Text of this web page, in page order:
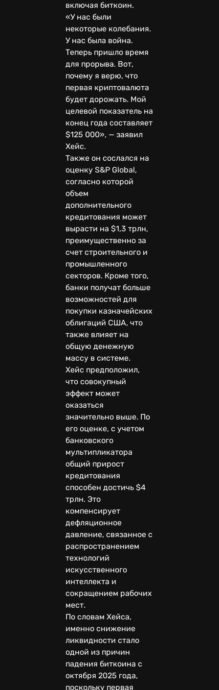
включая биткоин.
«У нас были
некоторые колебания.
У нас была война.
Теперь пришло время
для прорыва. Вот,
почему я верю, что
первая криптовалюта
будет дорожать. Мой
целевой показатель на
конец года составляет
$125 000», — заявил
Хейс.
Также он сослался на
оценку S&P Global,
согласно которой
объем
дополнительного
кредитования может
вырасти на $1,3 трлн,
преимущественно за
счет строительного и
промышленного
секторов. Кроме того,
банки получат больше
возможностей для
покупки казначейских
облигаций США, что
также влияет на
общую денежную
массу в системе.
Хейс предположил,
что совокупный
эффект может
оказаться
значительно выше. По
его оценке, с учетом
банковского
мультипликатора
общий прирост
кредитования
способен достичь $4
трлн. Это
компенсирует
дефляционное
давление, связанное с
распространением
технологий
искусственного
интеллекта и
сокращением рабочих
мест.
По словам Хейса,
именно снижение
ликвидности стало
одной из причин
падения биткоина с
октября 2025 года,
поскольку первая